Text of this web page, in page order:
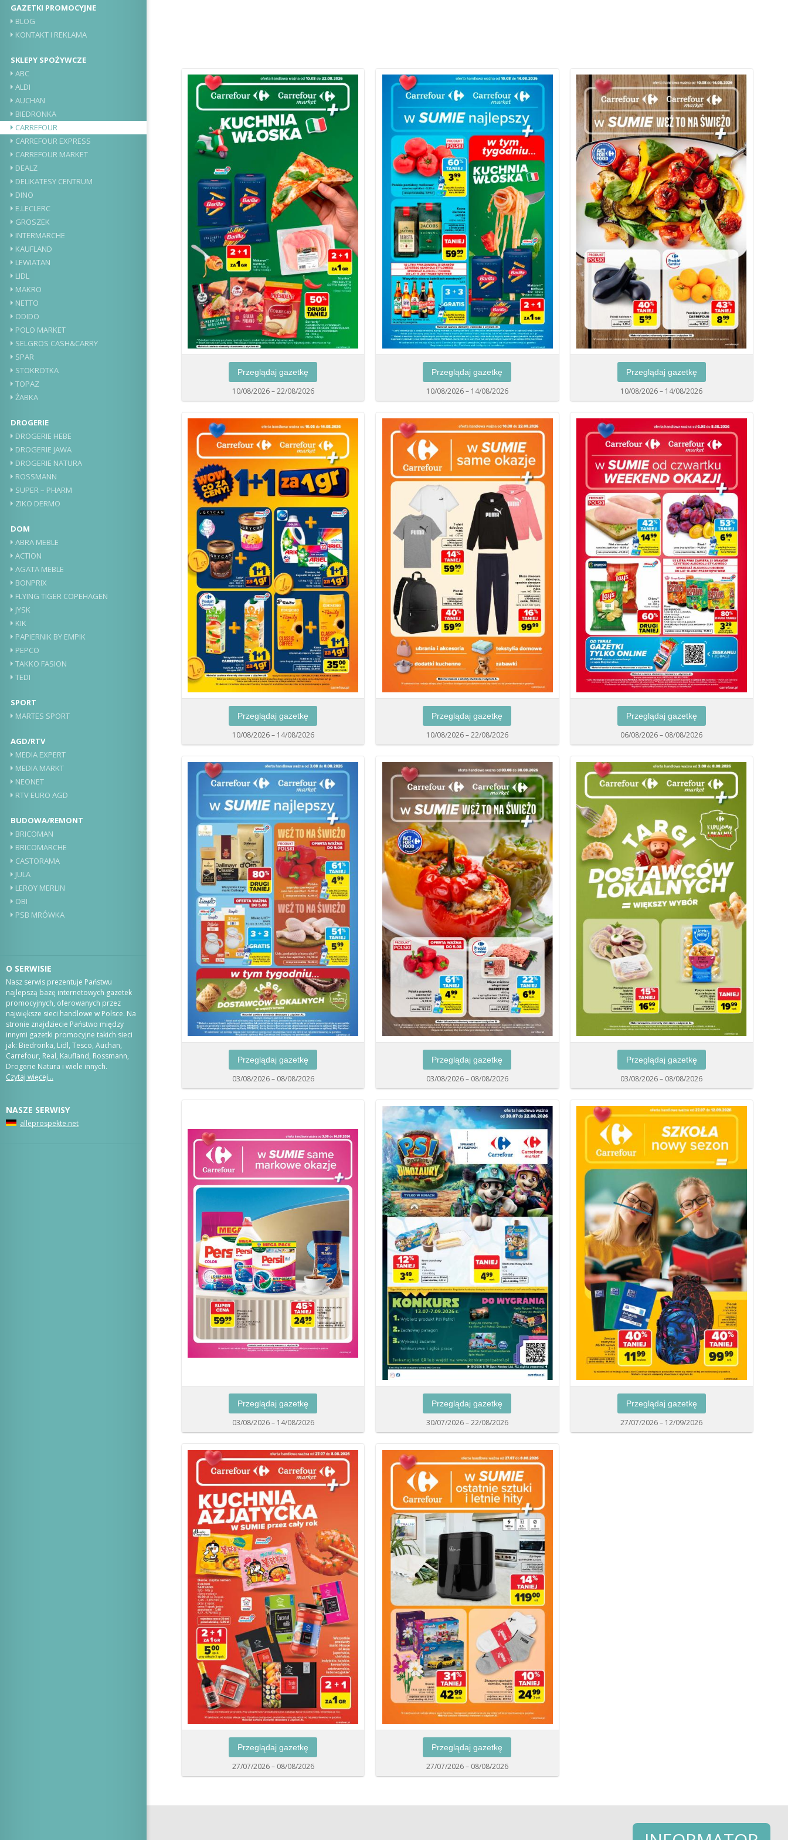
GAZETKI PROMOCYJNE
BLOG
KONTAKT I REKLAMA
SKLEPY SPOŻYWCZE
ABC
ALDI
AUCHAN
BIEDRONKA
CARREFOUR
CARREFOUR EXPRESS
CARREFOUR MARKET
DEALZ
DELIKATESY CENTRUM
DINO
E.LECLERC
GROSZEK
INTERMARCHE
KAUFLAND
LEWIATAN
LIDL
MAKRO
NETTO
ODIDO
POLO MARKET
SELGROS CASH&CARRY
SPAR
STOKROTKA
TOPAZ
ŻABKA
DROGERIE
DROGERIE HEBE
DROGERIE JAWA
DROGERIE NATURA
ROSSMANN
SUPER – PHARM
ZIKO DERMO
DOM
ABRA MEBLE
ACTION
AGATA MEBLE
BONPRIX
FLYING TIGER COPEHAGEN
JYSK
KIK
PAPIERNIK BY EMPIK
PEPCO
TAKKO FASION
TEDI
SPORT
MARTES SPORT
AGD/RTV
MEDIA EXPERT
MEDIA MARKT
NEONET
RTV EURO AGD
BUDOWA/REMONT
BRICOMAN
BRICOMARCHE
CASTORAMA
JULA
LEROY MERLIN
OBI
PSB MRÓWKA
O SERWISIE
Nasz serwis prezentuje Państwu
najlepszą bazę internetowych gazetek
promocyjnych, oferowanych przez
największe sieci handlowe w Polsce. Na
stronie znajdziecie Państwo między
innymi gazetki promocyjne takich sieci
jak: Biedronka, Lidl, Tesco, Auchan,
Carrefour, Real, Kaufland, Rossmann,
Drogerie Natura i wiele innych.
Czytaj więcej…
NASZE SERWISY
alleprospekte.net
Przeglądaj gazetkę
10/08/2026 – 22/08/2026
Przeglądaj gazetkę
10/08/2026 – 14/08/2026
Przeglądaj gazetkę
10/08/2026 – 14/08/2026
Przeglądaj gazetkę
10/08/2026 – 14/08/2026
Przeglądaj gazetkę
10/08/2026 – 22/08/2026
Przeglądaj gazetkę
06/08/2026 – 08/08/2026
Przeglądaj gazetkę
03/08/2026 – 08/08/2026
Przeglądaj gazetkę
03/08/2026 – 08/08/2026
Przeglądaj gazetkę
03/08/2026 – 08/08/2026
Przeglądaj gazetkę
03/08/2026 – 14/08/2026
Przeglądaj gazetkę
30/07/2026 – 22/08/2026
Przeglądaj gazetkę
27/07/2026 – 12/09/2026
Przeglądaj gazetkę
27/07/2026 – 08/08/2026
Przeglądaj gazetkę
27/07/2026 – 08/08/2026